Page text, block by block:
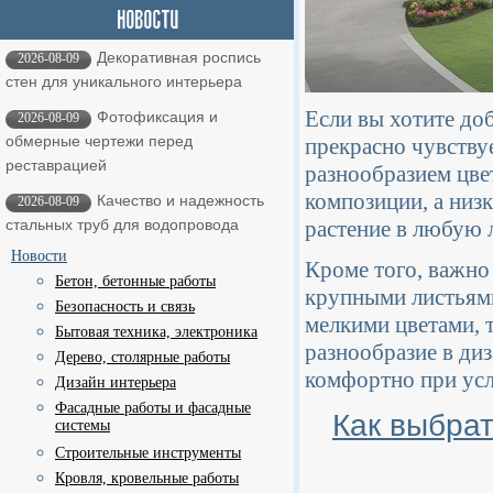
2026-08-09
Декоративная роспись
стен для уникального интерьера
2026-08-09
Фотофиксация и
обмерные чертежи перед
реставрацией
2026-08-09
Качество и надежность
стальных труб для водопровода
Новости
Бетон, бетонные работы
Безопасность и связь
Бытовая техника, электроника
Дерево, столярные работы
Дизайн интерьера
Фасадные работы и фасадные
системы
Строительные инструменты
Кровля, кровельные работы
Если вы хотите
прекрасно
разнообразием
композиции, а
растение в
Кроме того, важно
крупными
мелкими цветами,
разнообразие в
комфортно при
Как